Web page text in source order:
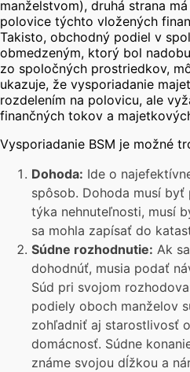
manželstvom), druhá strana
polovice týchto vložených
Takisto, obchodný podiel v
obmedzeným, ktorý bol
zo spoločných prostriedkov,
ukazuje, že vysporiadanie
rozdelením na polovicu, ale
finančných tokov a
Vysporiadanie BSM je možné
Dohoda: Ide o
spôsob. Dohoda musí byť
týka nehnuteľnosti, musí
sa mohla zapísať do
Súdne rozhodnutie: Ak
dohodnúť, musia podať
Súd pri svojom
podiely oboch manželov
zohľadniť aj starostlivosť
domácnosť. Súdne
známe svojou dĺžkou a